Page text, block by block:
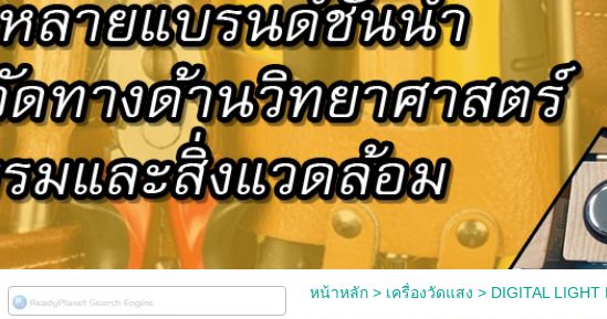
หน้าหลัก> เครื่องวัดแสง > DIGITAL LIGHT